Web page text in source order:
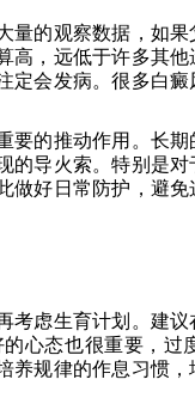
量的观察数据，如
，远低于许多其
定会发病。很多白
要的推动作用。长
导火索。特别是
好日常防护，避
虑生育计划。建
心态也很重要，过
规律的作息习惯